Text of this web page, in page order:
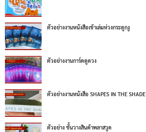
ตัวอย่างงานหนังสือเข้าเล่มห่วงกระดูกงู
ตัวอย่างงานการ์ดดูดวง
ตัวอย่างงานหนังสือ SHAPES IN THE SHADE
ตัวอย่าง ชั้นวางสินค้าพลาสวูด